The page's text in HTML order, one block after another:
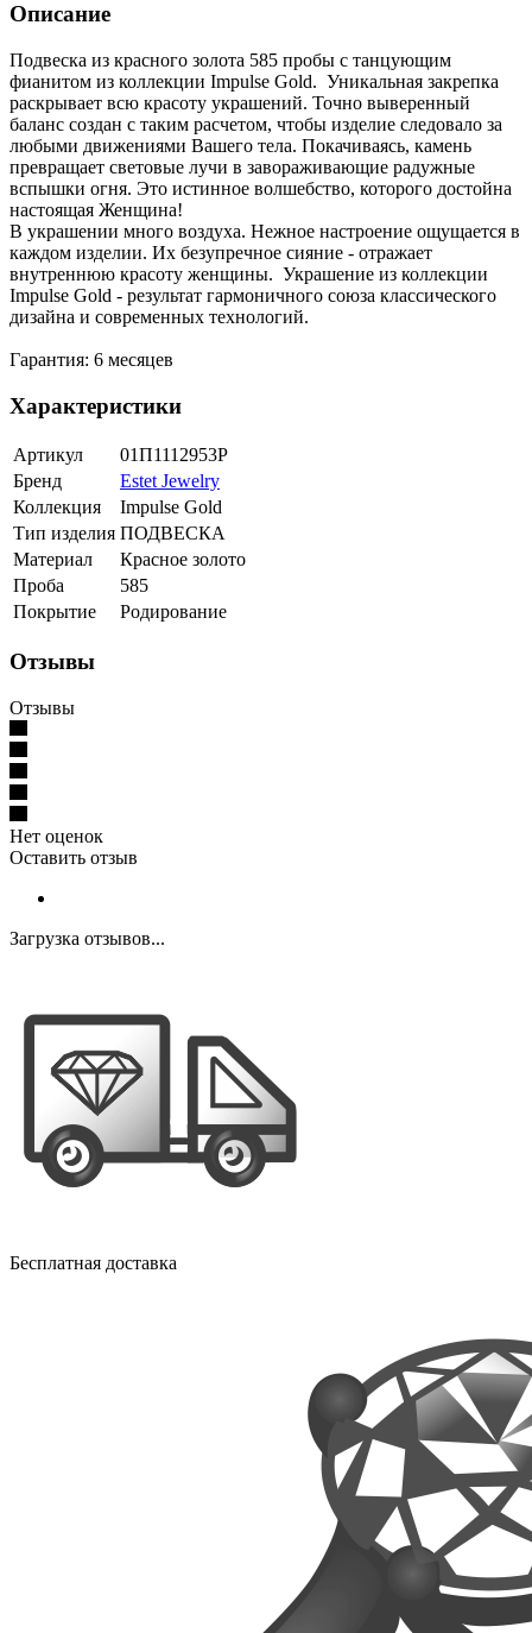
Описание
Подвеска из красного золота 585 пробы с танцующим
фианитом из коллекции Impulse Gold. Уникальная закрепка
раскрывает всю красоту украшений. Точно выверенный
баланс создан с таким расчетом, чтобы изделие следовало за
любыми движениями Вашего тела. Покачиваясь, камень
превращает световые лучи в завораживающие радужные
вспышки огня. Это истинное волшебство, которого достойна
настоящая Женщина!
В украшении много воздуха. Нежное настроение ощущается в
каждом изделии. Их безупречное сияние - отражает
внутреннюю красоту женщины. Украшение из коллекции
Impulse Gold - результат гармоничного союза классического
дизайна и современных технологий.
Гарантия: 6 месяцев
Характеристики
Артикул
01П1112953Р
Бренд
Estet Jewelry
Коллекция
Impulse Gold
Тип изделия ПОДВЕСКА
Материал
Красное золото
Проба
585
Покрытие
Родирование
Отзывы
Отзывы
Нет оценок
Оставить отзыв
Загрузка отзывов...
Бесплатная доставка